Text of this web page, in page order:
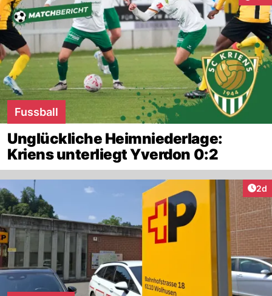
Fussball
Unglückliche Heimniederlage:
Kriens unterliegt Yverdon 0:2
2d